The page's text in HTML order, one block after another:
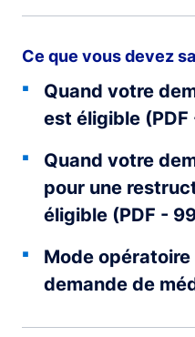
Ce que vous devez
Quand votre
est éligible (PDF
Quand votre
pour une
éligible (PDF -
Mode
demande de